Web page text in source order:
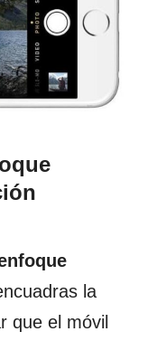
la
que el móvil